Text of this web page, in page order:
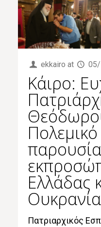
ekkairo at
Κάιρο:
παρουσία
Ελλάδας
Πατριαρχικός